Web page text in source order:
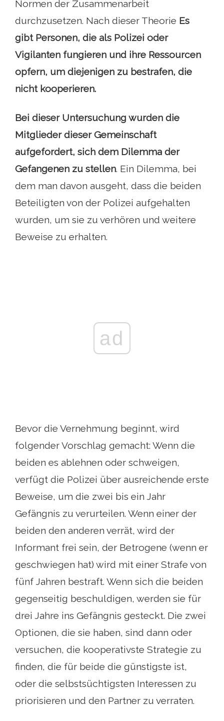
Normen der Zusammenarbeit
durchzusetzen. Nach dieser Theorie Es
gibt Personen, die als Polizei oder
Vigilanten fungieren und ihre Ressourcen
opfern, um diejenigen zu bestrafen, die
nicht kooperieren.
Bei dieser Untersuchung wurden die
Mitglieder dieser Gemeinschaft
aufgefordert, sich dem Dilemma der
Gefangenen zu stellen. Ein Dilemma, bei
dem man davon ausgeht, dass die beiden
Beteiligten von der Polizei aufgehalten
wurden, um sie zu verhören und weitere
Beweise zu erhalten.
ad
Bevor die Vernehmung beginnt, wird
folgender Vorschlag gemacht: Wenn die
beiden es ablehnen oder schweigen,
verfügt die Polizei über ausreichende erste
Beweise, um die zwei bis ein Jahr
Gefängnis zu verurteilen. Wenn einer der
beiden den anderen verrät, wird der
Informant frei sein, der Betrogene (wenn er
geschwiegen hat) wird mit einer Strafe von
fünf Jahren bestraft. Wenn sich die beiden
gegenseitig beschuldigen, werden sie für
drei Jahre ins Gefängnis gesteckt. Die zwei
Optionen, die sie haben, sind dann oder
versuchen, die kooperativste Strategie zu
finden, die für beide die günstigste ist,
oder die selbstsüchtigsten Interessen zu
priorisieren und den Partner zu verraten.